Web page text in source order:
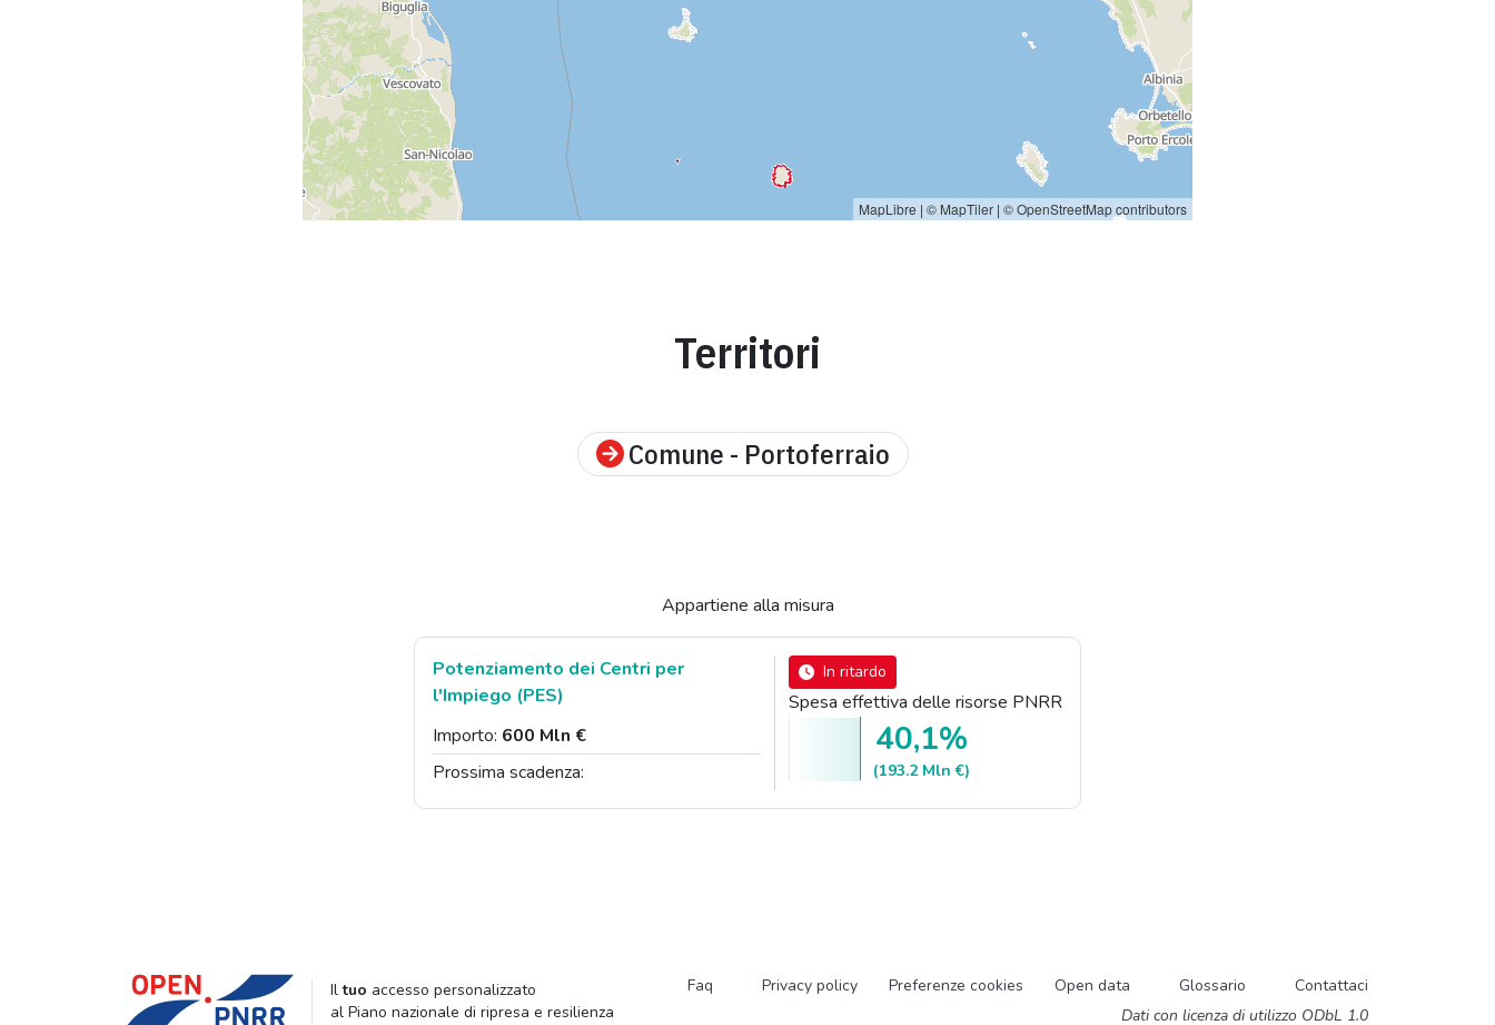
MapLibre | © MapTiler | © OpenStreetMap contributors
Territori
Comune - Portoferraio
Appartiene alla misura
Potenziamento dei Centri per
l'Impiego (PES)
Importo: 600 Mln €
Prossima scadenza:
In ritardo
Spesa effettiva delle risorse PNRR
40,1%
(193.2 Mln €)
Iltuo accesso personalizzato
al Piano nazionale di ripresa e resilienza
Faq Privacy policy Preferenze cookies Open data Glossario
Contattaci
Dati con licenza di utilizzo ODbL 1.0